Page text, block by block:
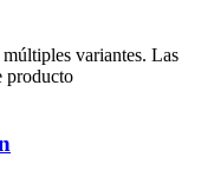
variantes. Las
producto